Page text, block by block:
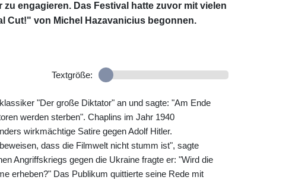
engagieren. Das Festival hatte zuvor mit vielen
Cut!" von Michel Hazavanicius begonnen.
Textgröße:
"Der große Diktator" an und sagte: "Am Ende
werden sterben". Chaplins im Jahr 1940
wirkmächtige Satire gegen Adolf Hitler.
dass die Filmwelt nicht stumm ist", sagte
Angriffskriegs gegen die Ukraine fragte er: "Wird die
erheben?" Das Publikum quittierte seine Rede mit